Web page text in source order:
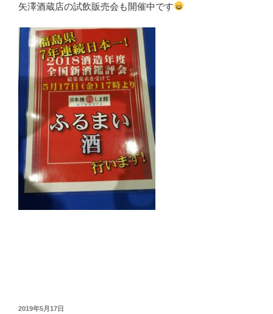
矢澤酒蔵店の試飲販売会も開催中です
投
2019年5月17日